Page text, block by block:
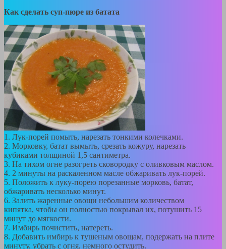
Как сделать суп-пюре из батата
1. Лук-порей помыть, нарезать тонкими колечками.
2. Морковку, батат вымыть, срезать кожуру, нарезать
кубиками толщиной 1,5 сантиметра.
3. На тихом огне разогреть сковородку с оливковым маслом.
4. 2 минуты на раскаленном масле обжаривать лук-порей.
5. Положить к луку-порею порезанные морковь, батат,
обжаривать несколько минут.
6. Залить жаренные овощи небольшим количеством
кипятка, чтобы он полностью покрывал их, потушить 15
минут до мягкости.
7. Имбирь почистить, натереть.
8. Добавить имбирь к тушеным овощам, подержать на плите
минуту, убрать с огня, немного остудить.